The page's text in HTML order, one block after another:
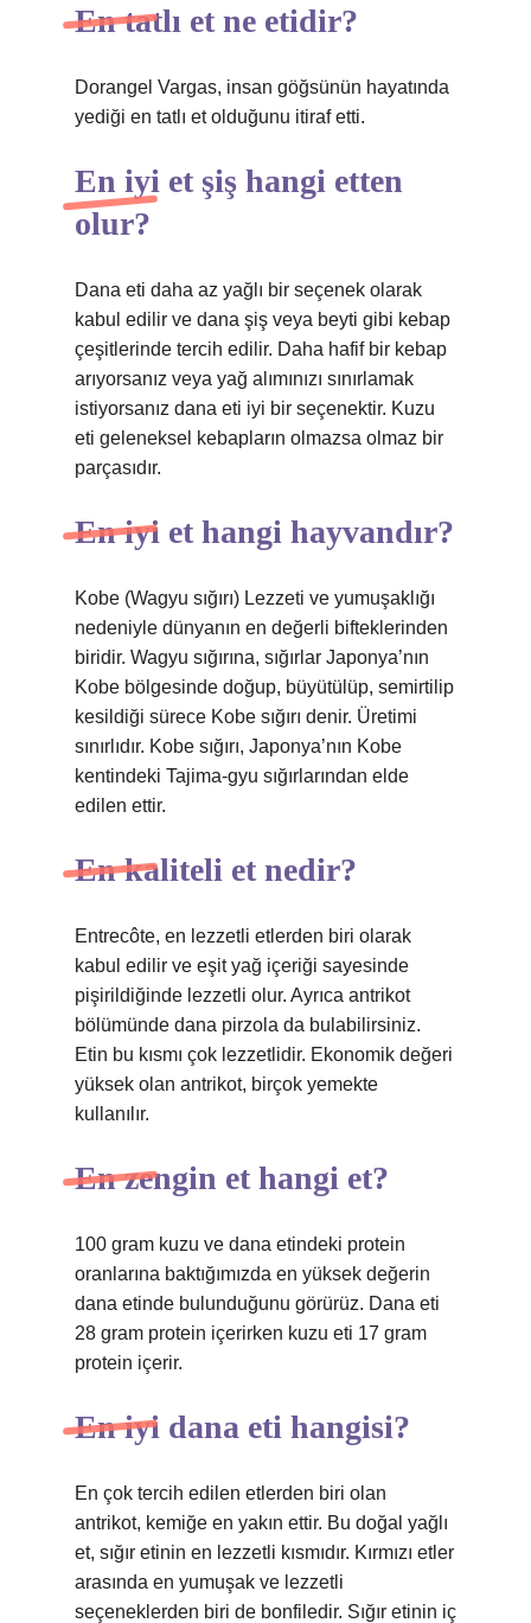
En tatlı et ne etidir?
Dorangel Vargas, insan göğsünün hayatında
yediği en tatlı et olduğunu itiraf etti.
En iyi et şiş hangi etten
olur?
Dana eti daha az yağlı bir seçenek olarak
kabul edilir ve dana şiş veya beyti gibi kebap
çeşitlerinde tercih edilir. Daha hafif bir kebap
arıyorsanız veya yağ alımınızı sınırlamak
istiyorsanız dana eti iyi bir seçenektir. Kuzu
eti geleneksel kebapların olmazsa olmaz bir
parçasıdır.
En iyi et hangi hayvandır?
Kobe (Wagyu sığırı) Lezzeti ve yumuşaklığı
nedeniyle dünyanın en değerli bifteklerinden
biridir. Wagyu sığırına, sığırlar Japonya’nın
Kobe bölgesinde doğup, büyütülüp, semirtilip
kesildiği sürece Kobe sığırı denir. Üretimi
sınırlıdır. Kobe sığırı, Japonya’nın Kobe
kentindeki Tajima-gyu sığırlarından elde
edilen ettir.
En kaliteli et nedir?
Entrecôte, en lezzetli etlerden biri olarak
kabul edilir ve eşit yağ içeriği sayesinde
pişirildiğinde lezzetli olur. Ayrıca antrikot
bölümünde dana pirzola da bulabilirsiniz.
Etin bu kısmı çok lezzetlidir. Ekonomik değeri
yüksek olan antrikot, birçok yemekte
kullanılır.
En zengin et hangi et?
100 gram kuzu ve dana etindeki protein
oranlarına baktığımızda en yüksek değerin
dana etinde bulunduğunu görürüz. Dana eti
28 gram protein içerirken kuzu eti 17 gram
protein içerir.
En iyi dana eti hangisi?
En çok tercih edilen etlerden biri olan
antrikot, kemiğe en yakın ettir. Bu doğal yağlı
et, sığır etinin en lezzetli kısmıdır. Kırmızı etler
arasında en yumuşak ve lezzetli
seçeneklerden biri de bonfiledir. Sığır etinin iç